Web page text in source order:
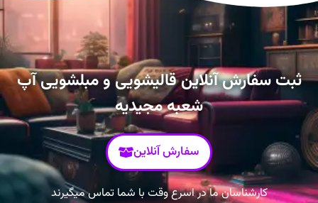
ثبت سفارش آنلاین قالیشویی و مبلشویی آپ
شعبه مجیدیه
سفارش آنلاین
کارشناسان ما در اسرع وقت با شما تماس میگیرند